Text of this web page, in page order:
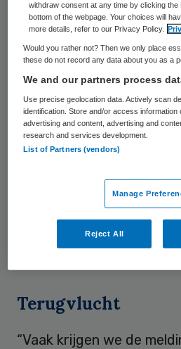
krijgen onzinnige en
zegt de woordvoerster.
vorig jaar moeten
nachtje blijven voor iets
weliswaar nog maar om
maar het is weer een
hogere declaraties bij de
Allianz Global Assistance
medische hulpverlening
miljoen Nederlanders en
Terugvlucht
“Vaak krijgen we de
withdraw consent at any time by clicking
bottom of the webpage. Your choices will
more details, refer to our Privacy Policy.
Would you rather not? Then we only place
these do not record any data about you as a
We and our partners process
Use precise geolocation data. Actively scan
identification. Store and/or access information
advertising and content, advertising and
research and services development.
List of Partners (vendors)
Manage
Reject All